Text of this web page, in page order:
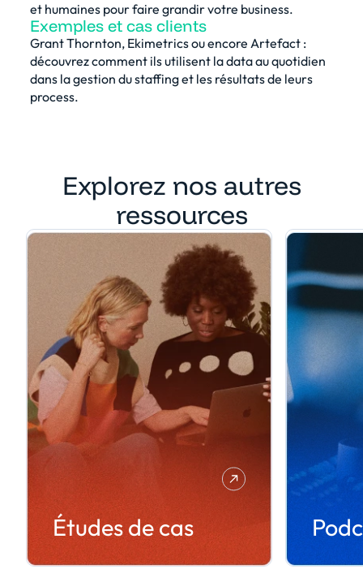
et humaines pour faire grandir votre business.
Exemples et cas clients
Grant Thornton, Ekimetrics ou encore Artefact :
découvrez comment ils utilisent la data au quotidien
dans la gestion du staffing et les résultats de leurs
process.
Explorez nos autres
ressources
Études de cas